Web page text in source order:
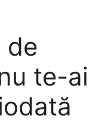
de
te-ai